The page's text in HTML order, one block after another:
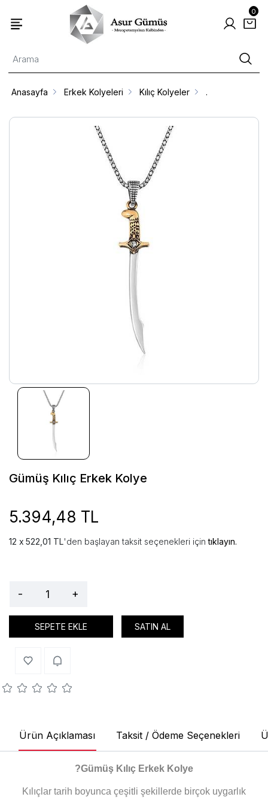
0
Anasayfa Erkek Kolyeleri Kılıç Kolyeler .
Gümüş Kılıç Erkek Kolye
5.394,48 TL
522,01 TL'den başlayan taksit seçenekleri içintıklayın.
- +
SEPETE EKLE SATIN AL
Ürün Açıklaması Taksit / Ödeme Seçenekleri
?Gümüş Kılıç Erkek Kolye
Kılıçlar tarih boyunca çeşitli şekillerde birçok uygarlık